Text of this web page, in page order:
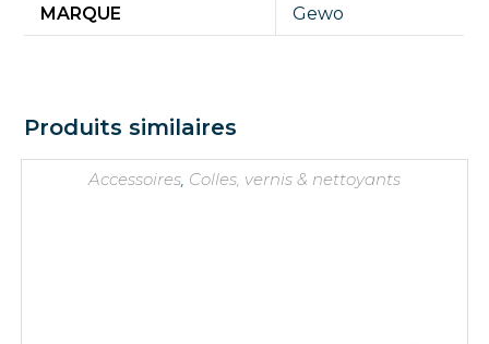
MARQUE Gewo
Produits similaires
Accessoires, Colles, vernis & nettoyants